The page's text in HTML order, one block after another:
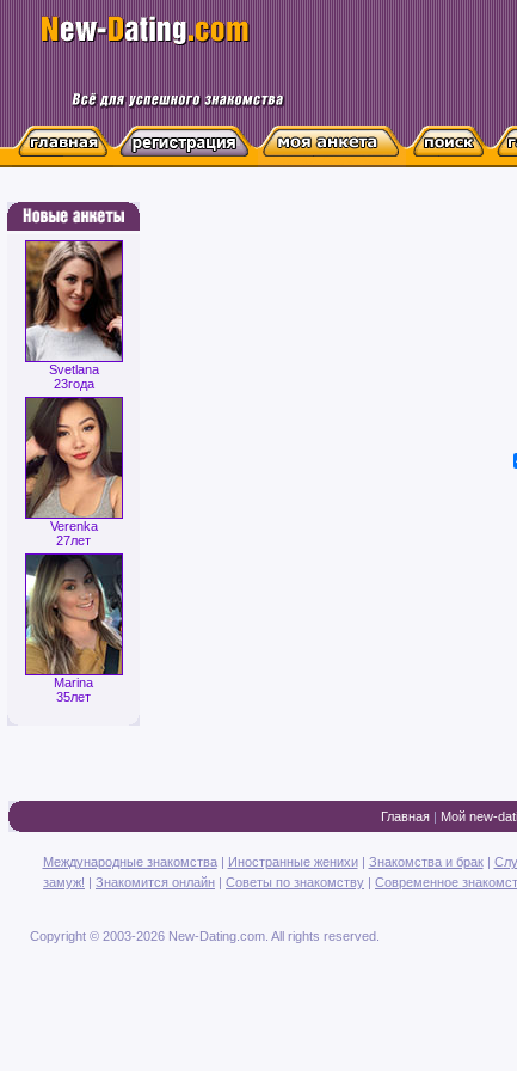
Svetlana
23года
Verenka
27лет
Marina
35лет
Главная | Мой new-
Международные знакомства| Иностранные женихи| Знакомства и брак|
замуж! | Знакомится онлайн | Советы по знакомству | Современное
Copyright © 2003-2026 New-Dating.com. All rights reserved.